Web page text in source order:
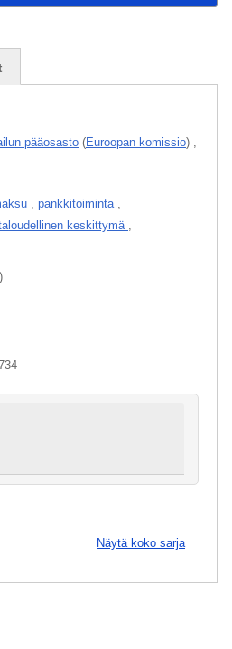
pääosasto (Euroopan komissio)
pankkitoiminta
keskittymä
Näytä koko sarja